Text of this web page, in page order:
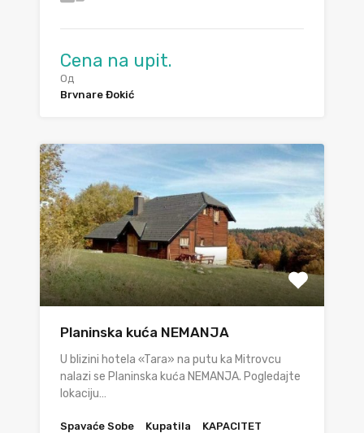
Cena na upit.
Од
Brvnare Đokić
Planinska kuća NEMANJA
U blizini hotela «Tara» na putu ka Mitrovcu
nalazi se Planinska kuća NEMANJA. Pogledajte
lokaciju…
Spavaće Sobe Kupatila KAPACITET